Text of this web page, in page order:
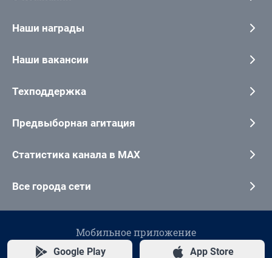
Наши награды
Наши вакансии
Техподдержка
Предвыборная агитация
Статистика канала в MAX
Все города сети
Мобильное приложение
Google Play App Store